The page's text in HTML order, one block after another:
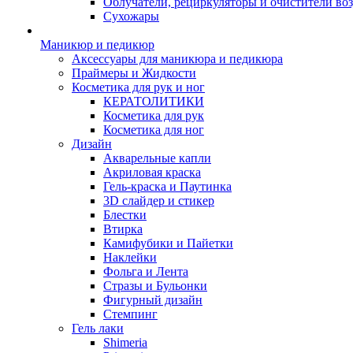
Сухожары
Маникюр и педикюр
Аксессуары для маникюра и педикюра
Праймеры и Жидкости
Косметика для рук и ног
КЕРАТОЛИТИКИ
Косметика для рук
Косметика для ног
Дизайн
Акварельные капли
Акриловая краска
Гель-краска и Паутинка
3D слайдер и стикер
Блестки
Втирка
Камифубики и Пайетки
Наклейки
Фольга и Лента
Стразы и Бульонки
Фигурный дизайн
Стемпинг
Гель лаки
Shimeria